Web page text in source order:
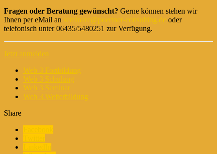
Fragen oder Beratung gewünscht? Gerne können stehen wir
Ihnen per eMail an seminare@poertner-consulting.de oder
telefonisch unter 06435/5480251 zur Verfügung.
Jetzt anmelden
Web 3 Fortbildung
Web 3 Schulung
Web 3 Seminar
Web 3 Weiterbildung
Share